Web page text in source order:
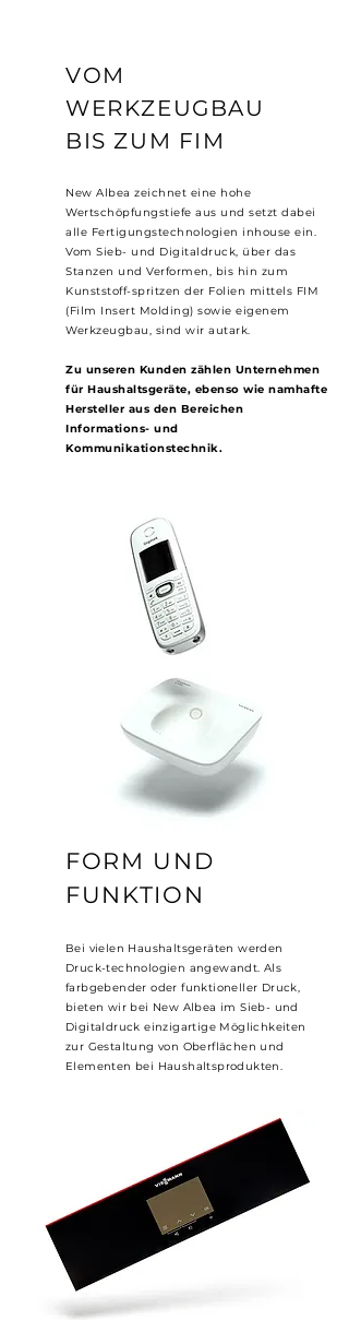
VOM
WERKZEUGBAU
BIS ZUM FIM
New Albea zeichnet eine hohe
Wertschöpfungstiefe aus und setzt dabei
alle Fertigungstechnologien inhouse ein.
Vom Sieb- und Digitaldruck, über das
Stanzen und Verformen, bis hin zum
Kunststoff-spritzen der Folien mittels FIM
(Film Insert Molding) sowie eigenem
Werkzeugbau, sind wir autark.
Zu unseren Kunden zählen Unternehmen
für Haushaltsgeräte, ebenso wie namhafte
Hersteller aus den Bereichen
Informations- und
Kommunikationstechnik.
FORM UND
FUNKTION
Bei vielen Haushaltsgeräten werden
Druck-technologien angewandt. Als
farbgebender oder funktioneller Druck,
bieten wir bei New Albea im Sieb- und
Digitaldruck einzigartige Möglichkeiten
zur Gestaltung von Oberflächen und
Elementen bei Haushaltsprodukten.